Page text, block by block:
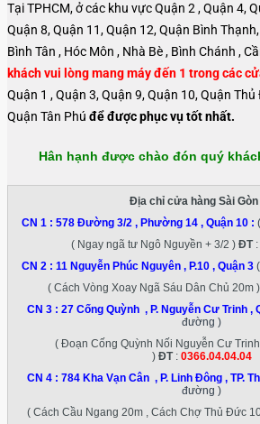
Tại TPHCM, ở các khu vực Quận 2 , Quận 4,
Quận 8, Quận 11, Quận 12, Quận Bình
Bình Tân , Hóc Môn , Nhà Bè , Bình Chánh ,
khách vui lòng mang máy đến 1 trong các
Quận 1 , Quận 3, Quận 9, Quận 10, Quận
Quận Tân Phú để được phục vụ tốt nhất.
Hân hạnh được chào đón quý
Địa chỉ cửa hàng Sài Gòn
CN 1 : 578 Đường 3/2 , Phường 14 , Quận 10:
( Ngay ngã tư Ngô Nguyền + 3/2 ) ĐT:
CN 2 : 11 Nguyễn Phúc Nguyên , P.10 , Quận 3
( Cách Vòng Xoay Ngã Sáu Dân Chủ 20m )
CN 3 : 27 Cống Quỳnh , P. Nguyễn Cư Trinh ,
đường )
( Đoạn Cống Quỳnh Nối Nguyễn Cư
) ĐT: 0366.04.04.04
CN 4 : 784 Kha Vạn Cân , P. Linh Đông , TP.
đường )
( Cách Cầu Ngang 20m , Cách Chợ Thủ Đức